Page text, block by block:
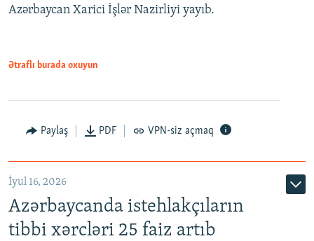
Azərbaycan Xarici İşlər Nazirliyi yayıb.
Ətraflı burada oxuyun
Paylaş PDF VPN-siz açmaq
İyul 16, 2026
Azərbaycanda istehlakçıların
tibbi xərcləri 25 faiz artıb